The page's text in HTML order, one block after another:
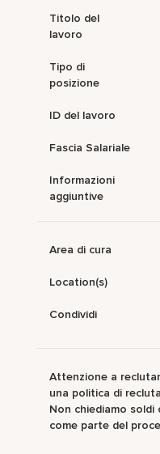
Titolo del
lavoro
Tipo di
posizione
ID del lavoro
Fascia Salariale
Informazioni
aggiuntive
Area di cura
Location(s)
Condividi
Attenzione a
una politica di
Non chiediamo
come parte del